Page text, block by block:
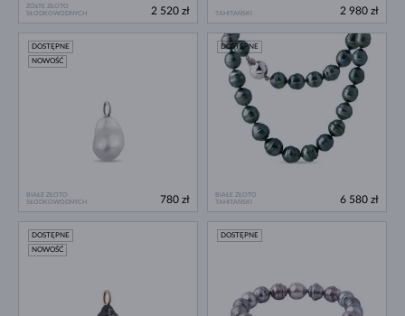
ŻÓŁTE ZŁOTO
SŁODKOWODNYCH
2 520 zł TAHITAŃSKI 2 980 zł
BIAŁE ZŁOTO
SŁODKOWODNYCH
DOSTĘPNE
NOWOŚĆ
780 zł
BIAŁE ZŁOTO
TAHITAŃSKI
DOSTĘPNE
6 580 zł
DOSTĘPNE
NOWOŚĆ
DOSTĘPNE